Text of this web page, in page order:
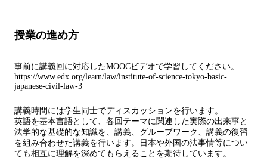
授業の進め方
事前に講義回に対応したMOOCビデオで学習してください。
https://www.edx.org/learn/law/institute-of-science-tokyo-basic-
japanese-civil-law-3
講義時間には学生同士でディスカッションを行います。
英語を基本言語として、各回テーマに関連した実際の出来事と
法学的な基礎的な知識を、講義、グループワーク、講義の復習
を組み合わせた講義を行います。日本や外国の法事情等につい
ても相互に理解を深めてもらえることを期待しています。